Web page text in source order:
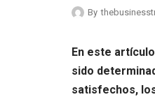
By
En este
sido
satisfechos,